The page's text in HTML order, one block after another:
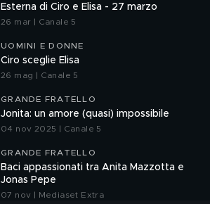
Esterna di Ciro e Elisa - 27 marzo
26 mar | Canale 5
UOMINI E DONNE
Ciro sceglie Elisa
26 mag | Canale 5
GRANDE FRATELLO
Jonita: un amore (quasi) impossibile
04 nov 2025 | Canale 5
GRANDE FRATELLO
Baci appassionati tra Anita Mazzotta e
Jonas Pepe
07 nov | Mediaset Extra